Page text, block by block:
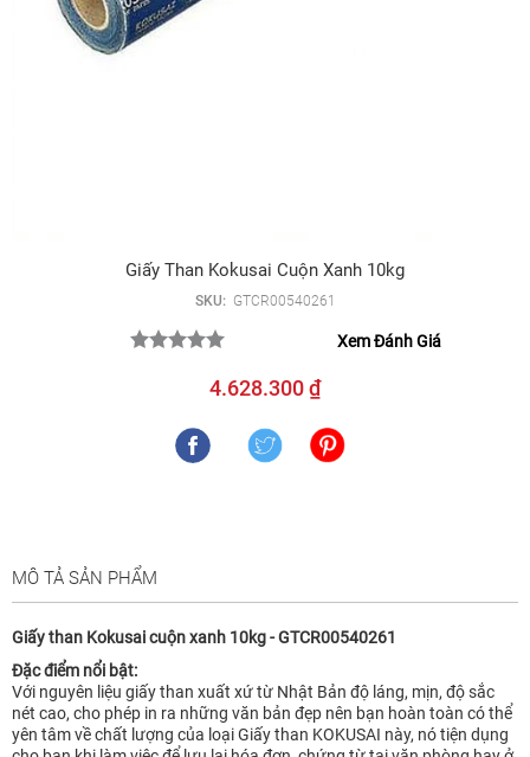
Giấy Than Kokusai Cuộn Xanh 10kg
SKU: GTCR00540261
Xem Đánh Giá
4.628.300 ₫
MÔ TẢ SẢN PHẨM
Giấy than Kokusai cuộn xanh 10kg - GTCR00540261
Đặc điểm nổi bật:
Với nguyên liệu giấy than xuất xứ từ Nhật Bản độ láng, mịn, độ sắc
nét cao, cho phép in ra những văn bản đẹp nên bạn hoàn toàn có thể
yên tâm về chất lượng của loại Giấy than KOKUSAI này, nó tiện dụng